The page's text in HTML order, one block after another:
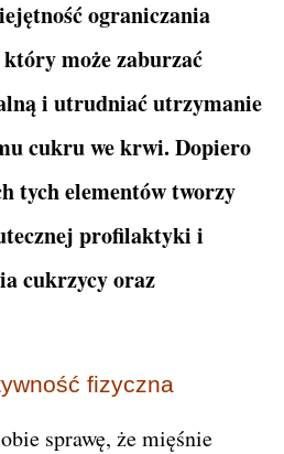
ograniczania
który może zaburzać
i utrudniać utrzymanie
cukru we krwi. Dopiero
tych elementów tworzy
profilaktyki i
cukrzycy oraz
fizyczna
sprawę, że mięśnie